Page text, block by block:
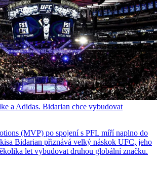
a Adidas. Bidarian chce vybudovat
(MVP) po spojení s PFL míří naplno do
Bidarian přiznává velký náskok UFC, jeho
let vybudovat druhou globální značku.